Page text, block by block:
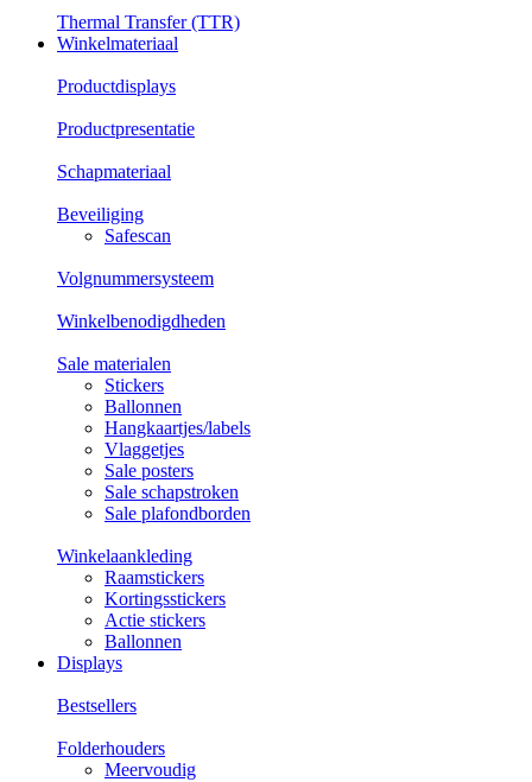
Thermal Transfer (TTR)
Winkelmateriaal
Productdisplays
Productpresentatie
Schapmateriaal
Beveiliging
Safescan
Volgnummersysteem
Winkelbenodigdheden
Sale materialen
Stickers
Ballonnen
Hangkaartjes/labels
Vlaggetjes
Sale posters
Sale schapstroken
Sale plafondborden
Winkelaankleding
Raamstickers
Kortingsstickers
Actie stickers
Ballonnen
Displays
Bestsellers
Folderhouders
Meervoudig